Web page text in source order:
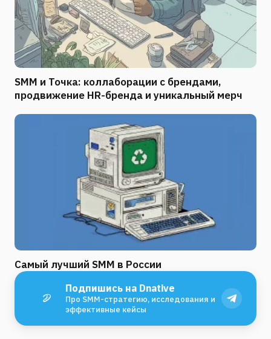
SMM и Точка: коллаборации с брендами,
продвижение HR-бренда и уникальный мерч
Самый лучший SMM в России
Подпишись на Dnative
Про SMM-стратегию, исследования и
эффективные кейсы